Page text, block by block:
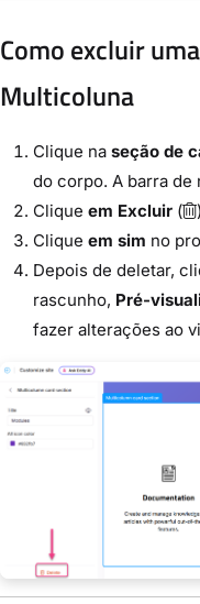
Como excluir
Multicoluna
Clique na seção de
do corpo. A barra de
Clique em Excluir (
Clique em sim no
Depois de deletar,
rascunho, Pré-
fazer alterações ao